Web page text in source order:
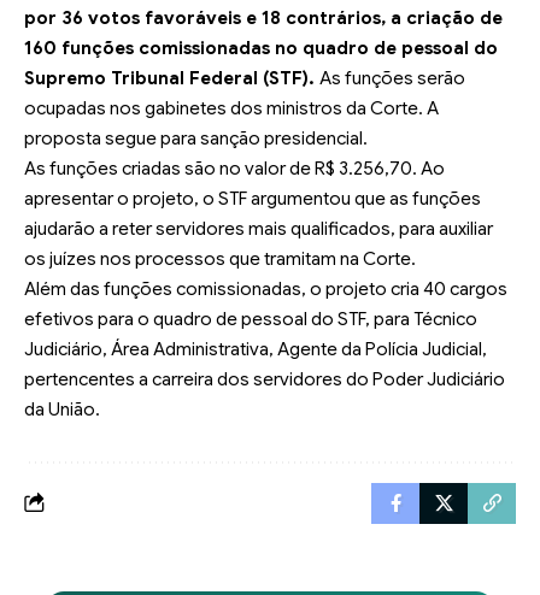
por 36 votos favoráveis e 18 contrários, a criação de
160 funções comissionadas no quadro de pessoal do
Supremo Tribunal Federal (STF). As funções serão
ocupadas nos gabinetes dos ministros da Corte. A
proposta segue para sanção presidencial.
As funções criadas são no valor de R$ 3.256,70. Ao
apresentar o projeto, o STF argumentou que as funções
ajudarão a reter servidores mais qualificados, para auxiliar
os juízes nos processos que tramitam na Corte.
Além das funções comissionadas, o projeto cria 40 cargos
efetivos para o quadro de pessoal do STF, para Técnico
Judiciário, Área Administrativa, Agente da Polícia Judicial,
pertencentes a carreira dos servidores do Poder Judiciário
da União.